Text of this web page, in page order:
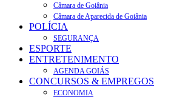
Câmara de Goiânia
Câmara de Aparecida de Goiânia
POLÍCIA
SEGURANÇA
ESPORTE
ENTRETENIMENTO
AGENDA GOIÁS
CONCURSOS & EMPREGOS
ECONOMIA